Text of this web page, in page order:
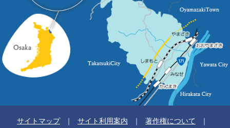
サイトマップ サイト利用案内 著作権について